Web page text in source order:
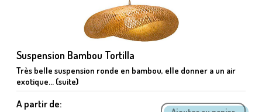
Suspension Bambou Tortilla
Très belle suspension ronde en bambou, elle donner a un air
exotique... (suite)
A partir de: